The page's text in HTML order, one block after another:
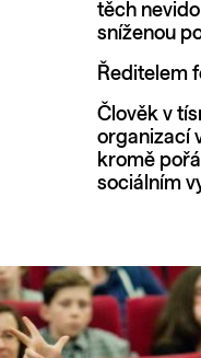
těch
sníženou
Ředitelem
Člověk v
organizací
kromě
sociálním